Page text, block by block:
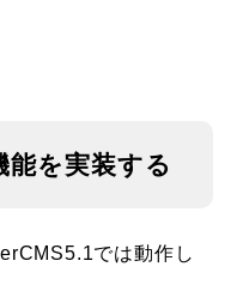
を実装する
では動作し